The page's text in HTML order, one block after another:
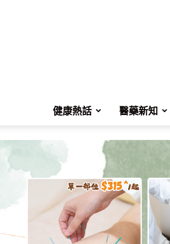
健康熱話 醫藥新知